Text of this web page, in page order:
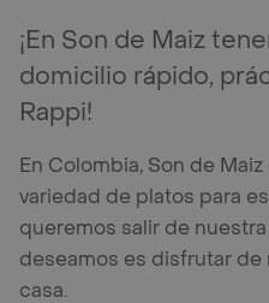
¡En Son de Maiz
domicilio rápido,
Rappi!
En Colombia, Son de
variedad de platos para
queremos salir de
deseamos es disfrutar
casa.